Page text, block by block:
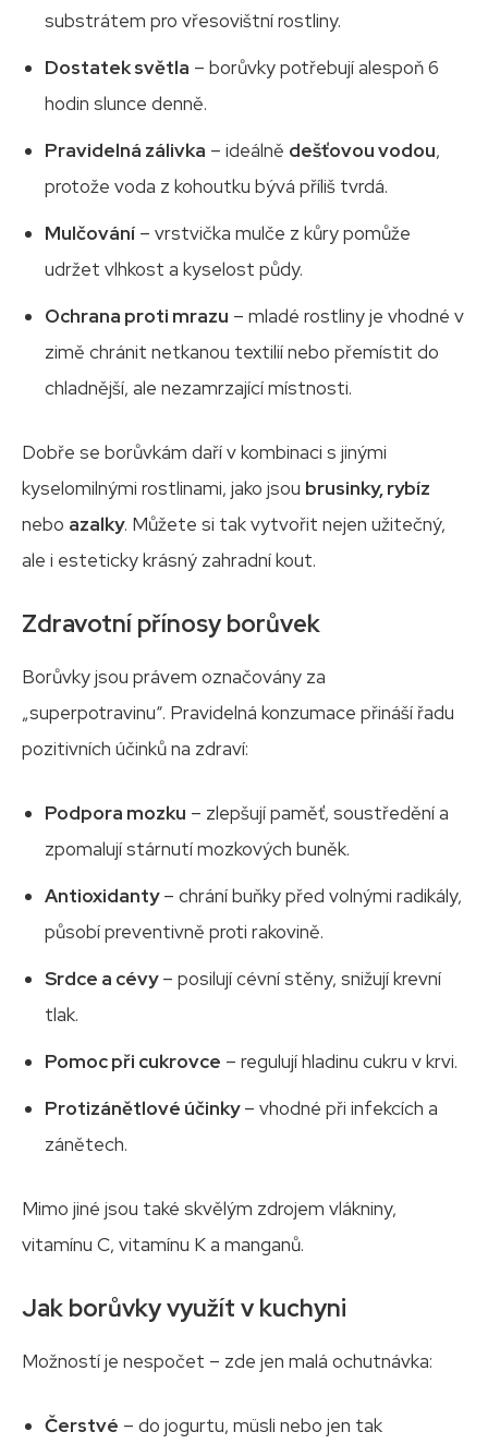
substrátem pro vřesovištní rostliny.
Dostatek světla – borůvky potřebují alespoň 6
hodin slunce denně.
Pravidelná zálivka – ideálně dešťovou vodou,
protože voda z kohoutku bývá příliš tvrdá.
Mulčování – vrstvička mulče z kůry pomůže
udržet vlhkost a kyselost půdy.
Ochrana proti mrazu – mladé rostliny je vhodné v
zimě chránit netkanou textilií nebo přemístit do
chladnější, ale nezamrzající místnosti.
Dobře se borůvkám daří v kombinaci s jinými
kyselomilnými rostlinami, jako jsou brusinky, rybíz
nebo azalky. Můžete si tak vytvořit nejen užitečný,
ale i esteticky krásný zahradní kout.
Zdravotní přínosy borůvek
Borůvky jsou právem označovány za
„superpotravinu“. Pravidelná konzumace přináší řadu
pozitivních účinků na zdraví:
Podpora mozku – zlepšují paměť, soustředění a
zpomalují stárnutí mozkových buněk.
Antioxidanty– chrání buňky před volnými radikály,
působí preventivně proti rakovině.
Srdce a cévy– posilují cévní stěny, snižují krevní
tlak.
Pomoc při cukrovce – regulují hladinu cukru v krvi.
Protizánětlové účinky– vhodné při infekcích a
zánětech.
Mimo jiné jsou také skvělým zdrojem vlákniny,
vitamínu C, vitamínu K a manganů.
Jak borůvky využít v kuchyni
Možností je nespočet – zde jen malá ochutnávka:
Čerstvé – do jogurtu, müsli nebo jen tak